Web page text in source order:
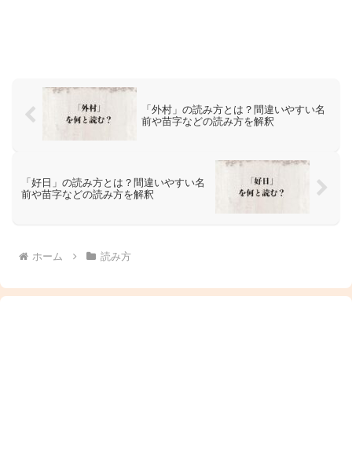
「外村」の読み方とは？間違いやすい名
前や苗字などの読み方を解釈
「好日」の読み方とは？間違いやすい名
前や苗字などの読み方を解釈
ホーム 読み方